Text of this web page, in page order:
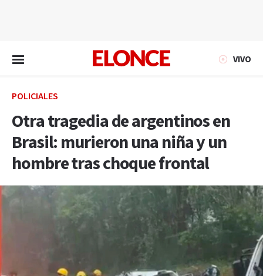
VIVO
POLICIALES
Otra tragedia de argentinos en
Brasil: murieron una niña y un
hombre tras choque frontal